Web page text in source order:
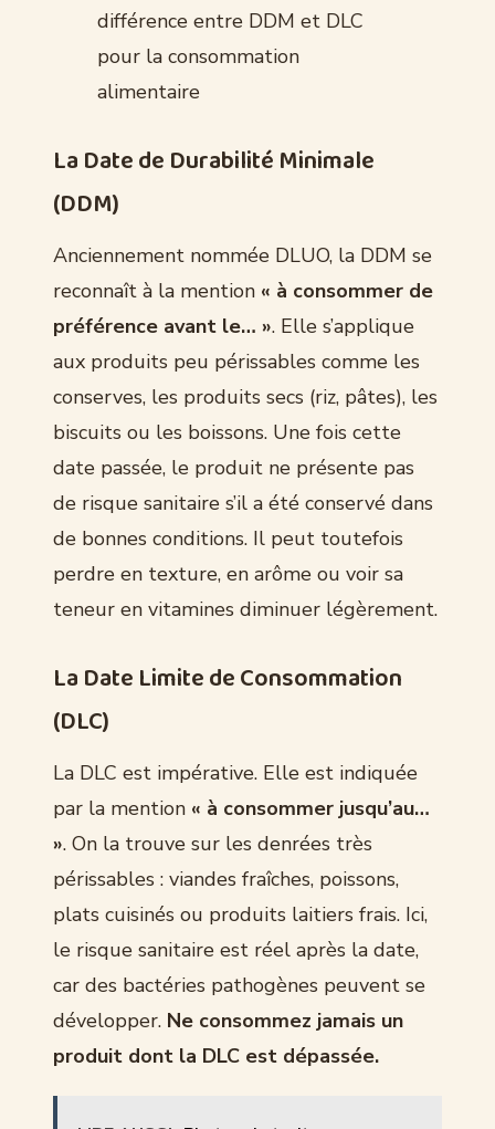
différence entre DDM et DLC
pour la consommation
alimentaire
La Date de Durabilité Minimale
(DDM)
Anciennement nommée DLUO, la DDM se
reconnaît à la mention « à consommer de
préférence avant le… ». Elle s’applique
aux produits peu périssables comme les
conserves, les produits secs (riz, pâtes), les
biscuits ou les boissons. Une fois cette
date passée, le produit ne présente pas
de risque sanitaire s’il a été conservé dans
de bonnes conditions. Il peut toutefois
perdre en texture, en arôme ou voir sa
teneur en vitamines diminuer légèrement.
La Date Limite de Consommation
(DLC)
La DLC est impérative. Elle est indiquée
par la mention « à consommer jusqu’au…
». On la trouve sur les denrées très
périssables : viandes fraîches, poissons,
plats cuisinés ou produits laitiers frais. Ici,
le risque sanitaire est réel après la date,
car des bactéries pathogènes peuvent se
développer. Ne consommez jamais un
produit dont la DLC est dépassée.